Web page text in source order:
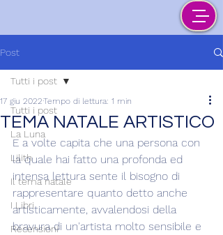
Post
Tutti i post
La Luna
Lilith
Il tema natale
I Libri
Recensioni
Tutti i post
TEMA NATALE ARTISTICO
17 giu 2022Tempo di lettura: 1 min
E a volte capita che una persona con
la quale hai fatto una profonda ed
intensa lettura sente il bisogno di
rappresentare quanto detto anche
artisticamente, avvalendosi della
bravura di un'artista molto sensibile e